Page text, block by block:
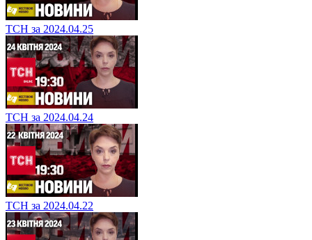
ТСН за 2024.04.25
ТСН за 2024.04.24
ТСН за 2024.04.22